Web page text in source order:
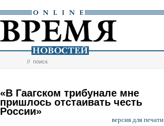
//поиск
«В Гаагском трибунале мне
пришлось отстаивать честь
России»
версия для печати